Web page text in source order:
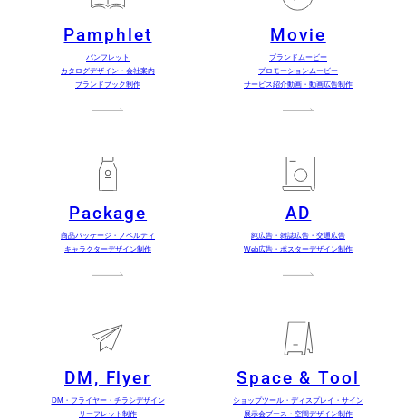
Pamphlet
パンフレット
カタログデザイン・会社案内
ブランドブック制作
Movie
ブランドムービー
プロモーションムービー
サービス紹介動画・動画広告制作
Package
商品パッケージ・ノベルティ
キャラクターデザイン制作
AD
純広告・雑誌広告・交通広告
Web広告・ポスターデザイン制作
DM, Flyer
DM・フライヤー・チラシデザイン
リーフレット制作
Space & Tool
ショップツール・ディスプレイ・サイン
展示会ブース・空間デザイン制作